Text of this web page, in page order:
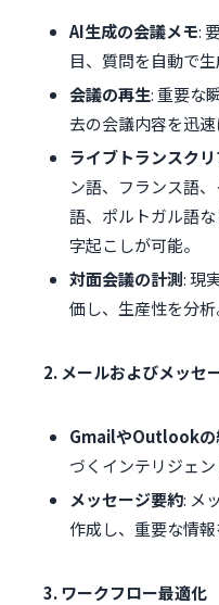
AI生成の会議メモ:
目、質問を自動で
会議の再生: 重要な
去の会議内容を迅速
ライブトランスク
ン語、フランス語
語、ポルトガル語
字起こしが可能。
対面会議の計測: 現
価し、生産性を分析
2. メールおよびメッセ
GmailやOutlookの
づくインテリジェン
メッセージ要約: メ
作成し、重要な情報
3. ワークフロー最適化